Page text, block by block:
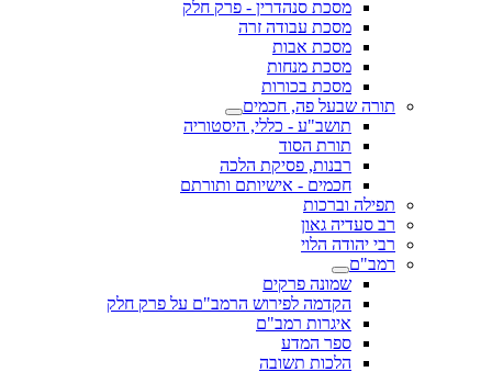
מסכת סנהדרין - פרק חלק
מסכת עבודה זרה
מסכת אבות
מסכת מנחות
מסכת בכורות
תורה שבעל פה, חכמים
תושב"ע - כללי, היסטוריה
תורת הסוד
רבנות, פסיקת הלכה
חכמים - אישיותם ותורתם
תפילה וברכות
רב סעדיה גאון
רבי יהודה הלוי
רמב"ם
שמונה פרקים
הקדמה לפירוש הרמב"ם על פרק חלק
איגרות רמב"ם
ספר המדע
הלכות תשובה